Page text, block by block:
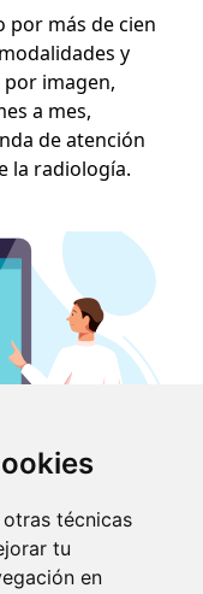
técnicas
tu
en
por más de cien
y
imagen,
a mes,
de atención
la radiología.